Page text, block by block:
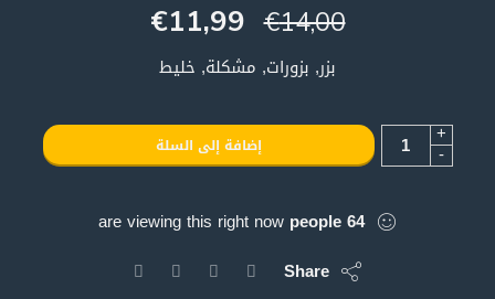
€14,00
€11,99
بزر, بزورات, مشكلة, خليط
+
- إضافة إلى السلة
64
people
are viewing this right now
Share